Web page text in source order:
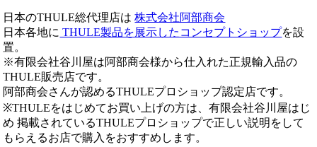
日本のTHULE総代理店は株式会社阿部商会
日本各地に THULE製品を展示したコンセプトショップを設
置。
※有限会社谷川屋は阿部商会様から仕入れた正規輸入品の
THULE販売店です。
阿部商会さんが認めるTHULEプロショップ認定店です。
※THULEをはじめてお買い上げの方は、有限会社谷川屋はじ
め 掲載されているTHULEプロショップで正しい説明をして
もらえるお店で購入をおすすめします。